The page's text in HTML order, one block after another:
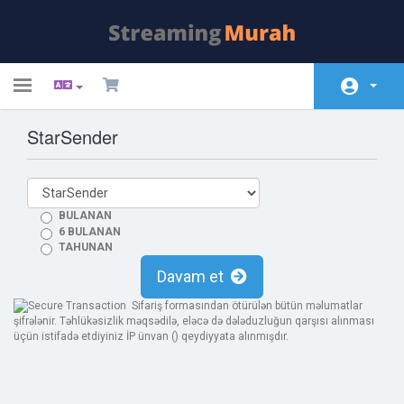
Toggle
Ana səhifə
Elanlar
Məlumat bazası
Əlaqə
StarSender
BULANAN
6 BULANAN
TAHUNAN
Davam et
Sifariş formasından ötürülən bütün məlumatlar
şifrələnir. Təhlükəsizlik məqsədilə, eləcə də dələduzluğun qarşısı alınması
üçün istifadə etdiyiniz İP ünvan () qeydiyyata alınmışdır.